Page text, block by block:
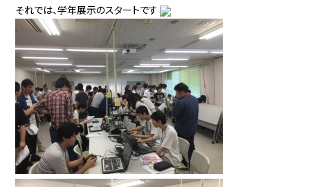
それでは、学年展示のスタートです